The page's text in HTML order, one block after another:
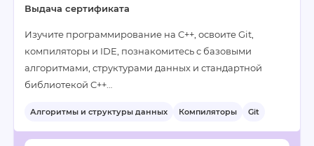
Выдача сертификата
Изучите программирование на C++, освоите Git,
компиляторы и IDE, познакомитесь с базовыми
алгоритмами, структурами данных и стандартной
библиотекой C++…
Алгоритмы и структуры данных Компиляторы Git